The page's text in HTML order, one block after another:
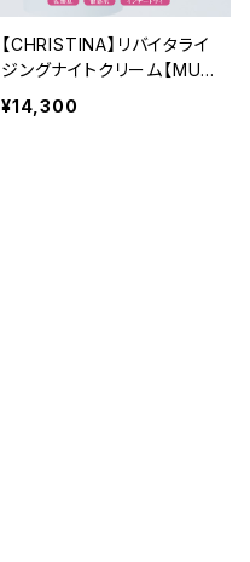
【CHRISTINA】リバイタライ
ジングナイトクリーム【MUS
E】
¥14,300